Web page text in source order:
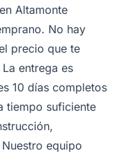
Altamonte
No hay
precio que te
entrega es
10 días completos
tiempo suficiente
equipo